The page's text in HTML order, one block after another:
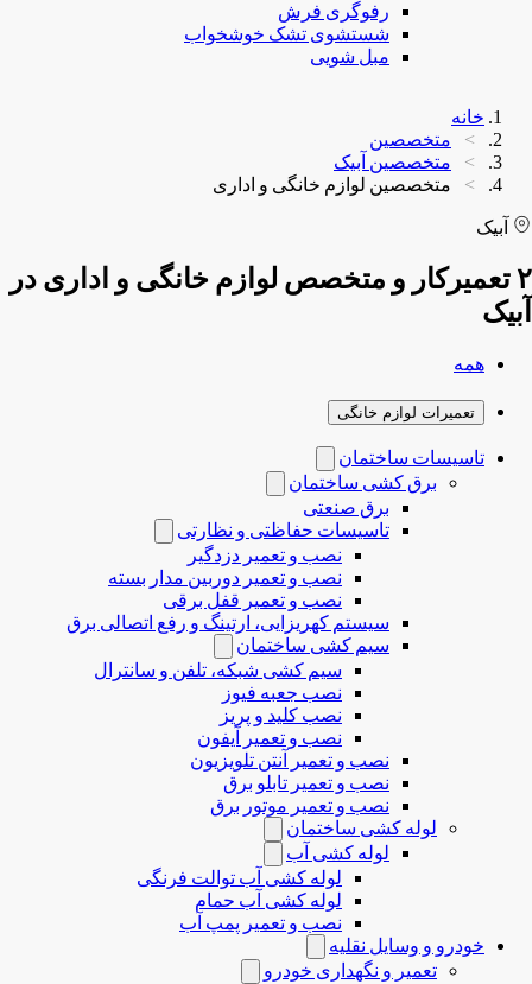
رفوگری فرش
شستشوی تشک خوشخواب
مبل شویی
خانه
متخصصین
متخصصین آبیک
متخصصین لوازم خانگی و اداری
آبیک
۲ تعمیرکار و متخصص لوازم خانگی و اداری در
آبیک
همه
تعمیرات لوازم خانگی
تاسیسات ساختمان
برق کشی ساختمان
برق صنعتی
تاسیسات حفاظتی و نظارتی
نصب و تعمیر دزدگیر
نصب و تعمیر دوربین مدار بسته
نصب و تعمیر قفل برقی
سیستم کهریزایی، ارتینگ و رفع اتصالی برق
سیم کشی ساختمان
سیم کشی شبکه، تلفن و سانترال
نصب جعبه فیوز
نصب کلید و پریز
نصب و تعمیر آیفون
نصب و تعمیر آنتن تلویزیون
نصب و تعمیر تابلو برق
نصب و تعمیر موتور برق
لوله کشی ساختمان
لوله کشی آب
لوله کشی آب توالت فرنگی
لوله کشی آب حمام
نصب و تعمیر پمپ آب
خودرو و وسایل نقلیه
تعمیر و نگهداری خودرو